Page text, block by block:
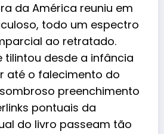
da América reuniu em
todo um espectro
ao retratado.
tilintou desde a infância
até o falecimento do
preenchimento
pontuais da
do livro passeam tão